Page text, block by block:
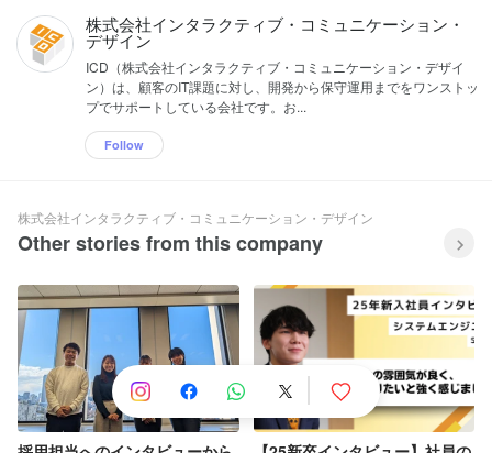
株式会社インタラクティブ・コミュニケーション・
デザイン
ICD（株式会社インタラクティブ・コミュニケーション・デザイ
ン）は、顧客のIT課題に対し、開発から保守運用までをワンストッ
プでサポートしている会社です。お...
Follow
株式会社インタラクティブ・コミュニケーション・デザイン
Other stories from this company